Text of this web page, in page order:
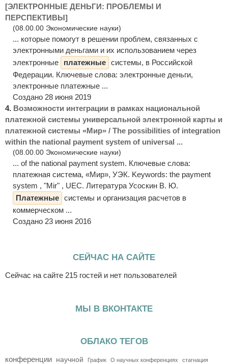
[ЭЛЕКТРОННЫЕ ДЕНЬГИ: ПРОБЛЕМЫ И
ПЕРСПЕКТИВЫ]
(08.00.00 Экономические науки)
... которые помогут в решении проблем, связанных с
электронными деньгами и их использованием через
электронные
платежные системы, в Российской
Федерации. Ключевые слова: электронные деньги,
электронные платежные ...
Создано 28 июня 2019
4. Возможности интеграции в рамках национальной
платежной системы универсальной электронной карты и
платежной системы «Мир» / The possibilities of integration
within the national payment system of universal ...
(08.00.00 Экономические науки)
... of the national payment system. Ключевые слова:
платежная система, «Мир», УЭК. Keywords: the payment
system , "Mir" , UEC. Литература Усоскин В. Ю.
Платежные системы и организация расчетов в
коммерческом ...
Создано 23 июня 2016
СЕЙЧАС НА САЙТЕ
Сейчас на сайте 215 гостей и нет пользователей
МЫ В ВКОНТАКТЕ
ОБЛАКО ТЕГОВ
конференции научной График О научных конференциях
стагнация